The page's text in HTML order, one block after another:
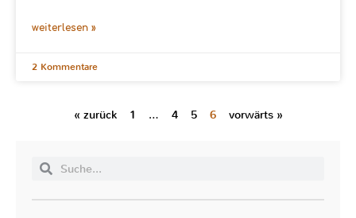
weiterlesen »
2 Kommentare
« zurück 1 … 4 5 6 vorwärts »